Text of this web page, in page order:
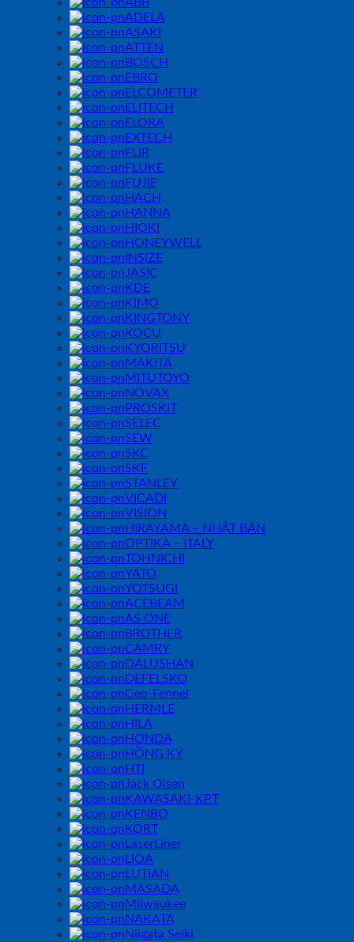
ABB
ADELA
ASAKI
ATTEN
BOSCH
EBRO
ELCOMETER
ELITECH
ELORA
EXTECH
FLIR
FLUKE
FUJIE
HACH
HANNA
HIOKI
HONEYWELL
INSIZE
JASIC
KDE
KIMO
KINGTONY
KOCU
KYORITSU
MAKITA
MITUTOYO
NOVAX
PROSKIT
SELEC
SEW
SKC
SKF
STANLEY
VICADI
VISION
HIRAYAMA – NHẬT BẢN
OPTIKA – ITALY
TOHNICHI
YATO
YOTSUGI
ACEBEAM
AS ONE
BROTHER
CAMRY
DALUSHAN
DEFELSKO
Geo-Fennel
HERMLE
HILA
HONDA
HỒNG KÝ
HTI
Jack Olsen
KAWASAKI-KPT
KENBO
KORT
LaserLiner
LIOA
LUTIAN
MASADA
Milwaukee
NAKATA
Niigata Seiki